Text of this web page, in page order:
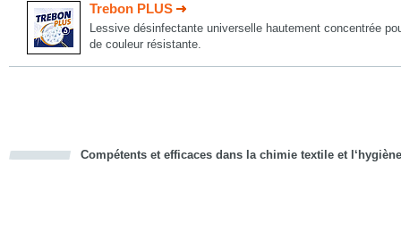
Trebon PLUS
Lessive désinfectante universelle hautement concentrée
de couleur résistante.
Compétents et efficaces dans la chimie textile et l‘hygiène